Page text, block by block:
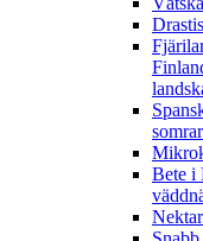
somrar
Bete i